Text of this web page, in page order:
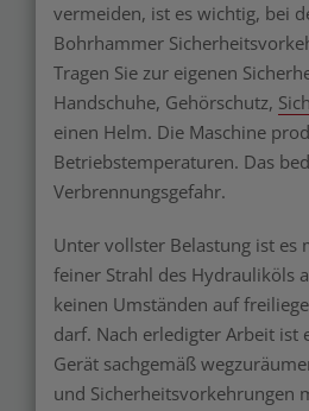
vermeiden, ist es wichtig, bei
Bohrhammer
Tragen Sie zur eigenen
Handschuhe, Gehörschutz,
einen Helm. Die Maschine
Betriebstemperaturen. Das
Verbrennungsgefahr.
Unter vollster Belastung ist es
feiner Strahl des Hydrauliköls
keinen Umständen auf
darf. Nach erledigter Arbeit ist
Gerät sachgemäß
und Sicherheitsvorkehrungen